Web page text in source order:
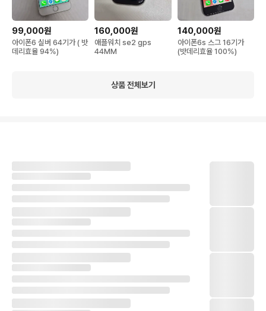
99,000원
아이폰6 실버 64기가 ( 밧
데리효율 94%)
160,000원
애플워치 se2 gps
44MM
140,000원
아이폰6s 스그 16기가
(밧데리효율 100%)
상품 전체보기